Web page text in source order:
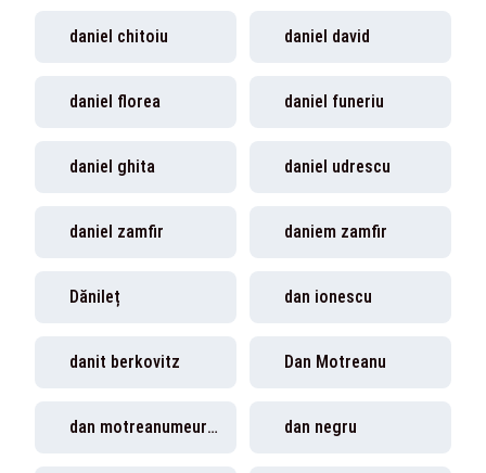
daniel chitoiu daniel david
daniel florea daniel funeriu
daniel ghita daniel udrescu
daniel zamfir daniem zamfir
Dănileț dan ionescu
danit berkovitz Dan Motreanu
dan motreanumeurodeputat dan negru